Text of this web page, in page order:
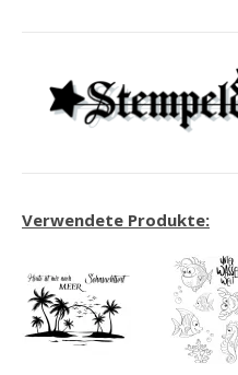
Verwendete Produkte: